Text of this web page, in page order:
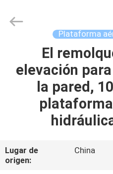
HOGAR
PRODUCTOS
VIDEOS
SOBRE
NOSOTROS
MACHINERY
Plataforma
El
elevación
la pared,
Lugar de
origen:
China